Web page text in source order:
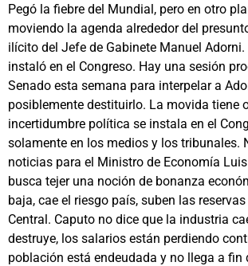
Pegó la fiebre del Mundial, pero en otro
moviendo la agenda alrededor del
ilícito del Jefe de Gabinete Manuel Adorni.
instaló en el Congreso. Hay una sesión
Senado esta semana para interpelar a
posiblemente destituirlo. La movida tiene
incertidumbre política se instala en el
solamente en los medios y los tribunales.
noticias para el Ministro de Economía
busca tejer una noción de bonanza
baja, cae el riesgo país, suben las
Central. Caputo no dice que la industria
destruye, los salarios están perdiendo
población está endeudada y no llega a fin